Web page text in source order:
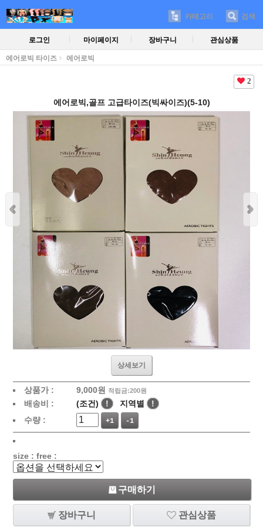
카테고리 검색
로그인 마이페이지 장바구니 관심상품
에어로빅 타이즈 에어로빅
2
에어로빅,골프 고급타이즈(빅싸이즈)(5-10)
상세보기
상품가 : 9,000원 적립금:200원
배송비 : (조건) ! 지역별
!
수량 :
+1 -1
size : free :
구매하기
장바구니 관심상품